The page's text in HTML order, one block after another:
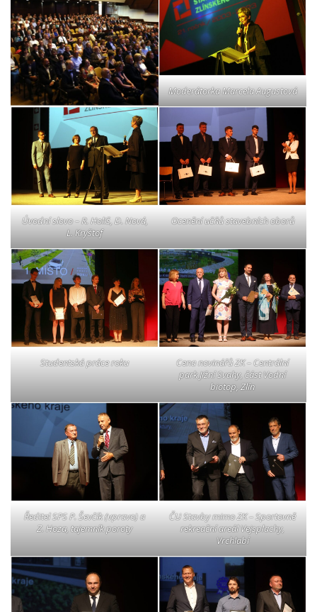
Moderátorka Marcela Augustová
Úvodní slovo – R. Holiš, D. Nová,
L. Kryštof
Ocenění učňů stavebních oborů
Studentská práce roku
Cena novinářů ZK – Centrální
park Jižní Svahy, část Vodní
biotop, Zlín
Ředitel SPS P. Ševčík (vpravo) a
Z. Hoza, tajemník poroty
ČU Stavby mimo ZK – Sportovně
rekreační areál Vejsplachy,
Vrchlabí